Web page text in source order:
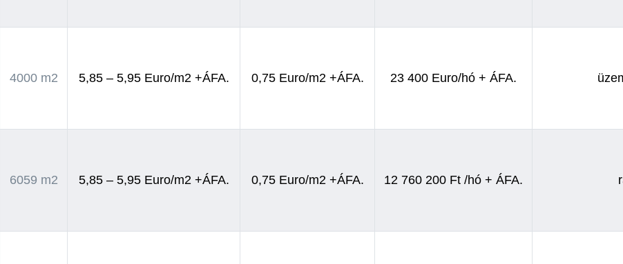
4000 m2 5,85 – 5,95 Euro/m2 +ÁFA. 0,75 Euro/m2 +ÁFA. 23 400 Euro/hó + ÁFA.
6059 m2 5,85 – 5,95 Euro/m2 +ÁFA. 0,75 Euro/m2 +ÁFA. 12 760 200 Ft /hó + ÁFA.